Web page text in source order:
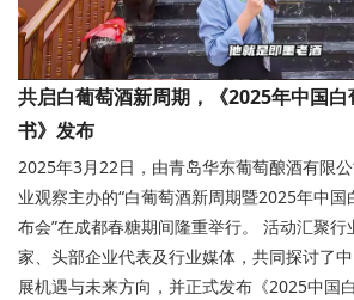
共启白葡萄酒新周期，《2025年中国
书》发布
2025年3月22日，由青岛华东葡萄酿酒有限
业观察主办的“白葡萄酒新周期暨2025年中
布会”在成都春糖期间隆重举行。 活动汇聚
家、头部企业代表及行业媒体，共同探讨了
展机遇与未来方向，并正式发布《2025中国